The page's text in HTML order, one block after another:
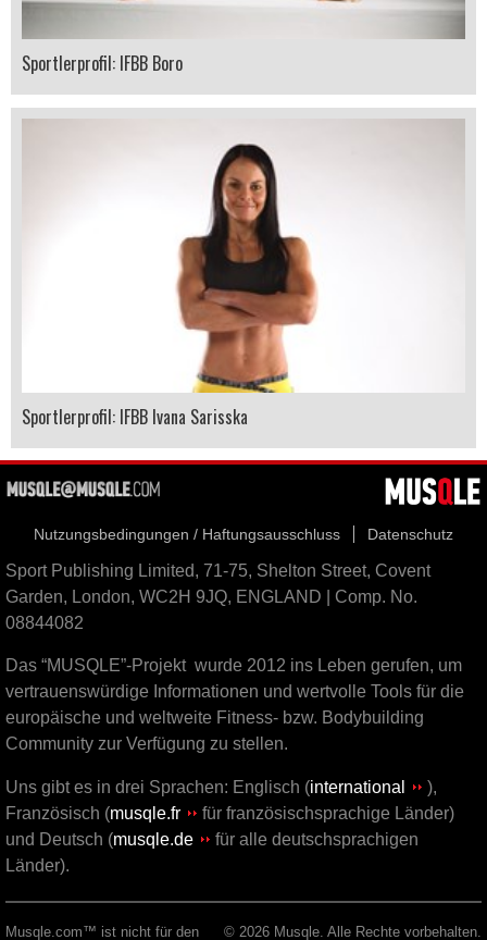
Sportlerprofil: IFBB Boro
Sportlerprofil: IFBB Ivana Sarisska
Nutzungsbedingungen / Haftungsausschluss Datenschutz
Sport Publishing Limited, 71-75, Shelton Street, Covent
Garden, London, WC2H 9JQ, ENGLAND | Comp. No.
08844082
Das “MUSQLE”-Projekt wurde 2012 ins Leben gerufen, um
vertrauenswürdige Informationen und wertvolle Tools für die
europäische und weltweite Fitness- bzw. Bodybuilding
Community zur Verfügung zu stellen.
Uns gibt es in drei Sprachen: Englisch (international
),
Französisch (musqle.fr
für französischsprachige Länder)
und Deutsch (musqle.de
für alle deutschsprachigen
Länder).
© 2026 Musqle. Alle Rechte vorbehalten.
Musqle.com™ ist nicht für den